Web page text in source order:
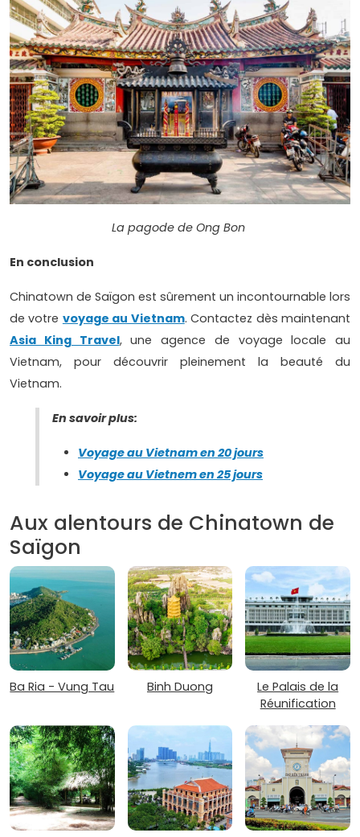
La pagode de Ong Bon
En conclusion
Chinatown de Saïgon est sûrement un incontournable lors
de votre voyage au Vietnam. Contactez dès maintenant
Asia King Travel, une agence de voyage locale au
Vietnam, pour découvrir pleinement la beauté du
Vietnam.
En savoir plus:
Voyage au Vietnam en 20 jours
Voyage au Vietnem en 25 jours
Aux alentours de Chinatown de
Saïgon
Ba Ria - Vung Tau Binh Duong
Le Palais de la
Réunification